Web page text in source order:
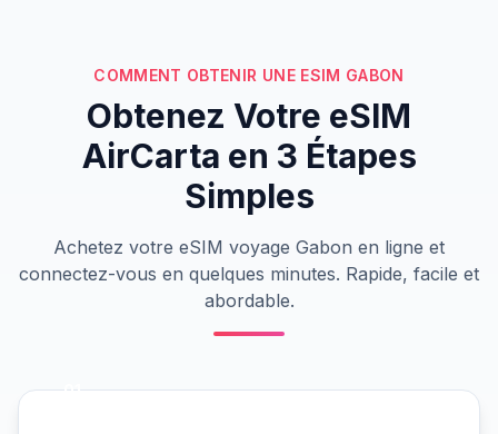
COMMENT OBTENIR UNE ESIM GABON
Obtenez Votre eSIM
AirCarta en 3 Étapes
Simples
Achetez votre eSIM voyage Gabon en ligne et
connectez-vous en quelques minutes. Rapide, facile et
abordable.
01